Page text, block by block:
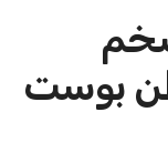
ضخم
بوست